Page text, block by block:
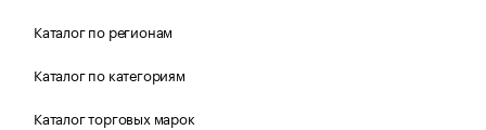
Каталог по регионам
Каталог по категориям
Каталог торговых марок